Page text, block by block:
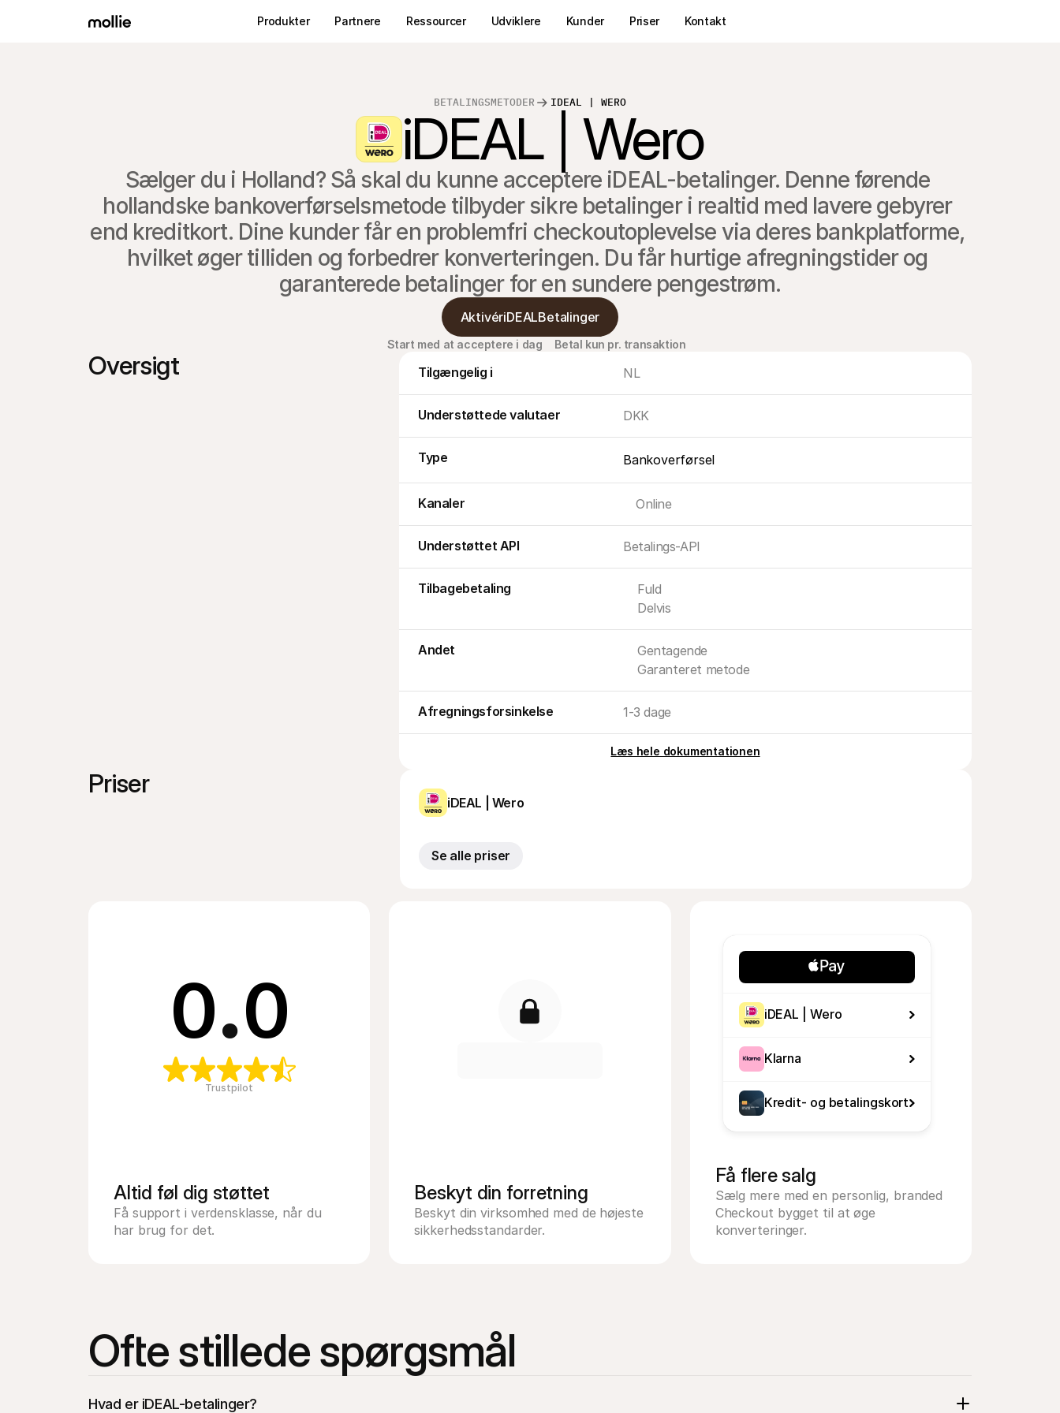
BETALINGSMETODER IDEAL | WERO
iDEAL | Wero
Sælger du i Holland? Så skal du kunne acceptere iDEAL-betalinger. Denne førende
hollandske bankoverførselsmetode tilbyder sikre betalinger i realtid med lavere gebyrer
end kreditkort. Dine kunder får en problemfri checkoutoplevelse via deres bankplatforme,
hvilket øger tilliden og forbedrer konverteringen. Du får hurtige afregningstider og
garanterede betalinger for en sundere pengestrøm.
AktivériDEALBetalinger
Start med at acceptere i dag Betal kun pr. transaktion
Oversigt Tilgængelig i NL
Understøttede valutaer DKK
Type Bankoverførsel
Kanaler Online
Understøttet API Betalings-API
Tilbagebetaling
Fuld
Delvis
Andet
Gentagende
Garanteret metode
Afregningsforsinkelse 1-3 dage
Læs hele dokumentationen
Priser
iDEAL | Wero
Se alle priser
0.0
Trustpilot
Altid føl dig støttet
Få support i verdensklasse, når du
har brug for det.
Beskyt din forretning
Beskyt din virksomhed med de højeste
sikkerhedsstandarder.
iDEAL | Wero
Klarna
Kredit- og betalingskort
Få flere salg
Sælg mere med en personlig, branded
Checkout bygget til at øge
konverteringer.
Ofte stillede spørgsmål
Hvad er iDEAL-betalinger?
Produkter Partnere Ressourcer Udviklere Kunder Priser Kontakt